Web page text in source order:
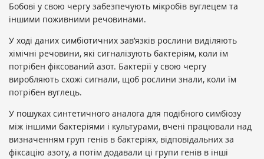
Бобові у свою чергу забезпечують мікробів вуглецем та
іншими поживними речовинами.
У ході даних симбіотичних зав’язків рослини виділяють
хімічні речовини, які сигналізують бактеріям, коли їм
потрібен фіксований азот. Бактерії у свою чергу
виробляють схожі сигнали, щоб рослини знали, коли їм
потрібен вуглець.
У пошуках синтетичного аналога для подібного симбіозу
між іншими бактеріями і культурами, вчені працювали над
визначенням груп генів в бактеріях, відповідальних за
фіксацію азоту, а потім додавали ці групи генів в інші